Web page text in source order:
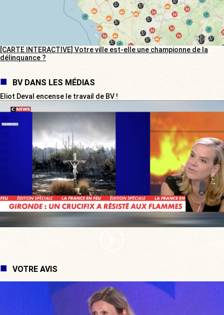
[CARTE INTERACTIVE] Votre ville est-elle une championne de la
délinquance ?
BV DANS LES MÉDIAS
Eliot Deval encense le travail de BV !
VOTRE AVIS